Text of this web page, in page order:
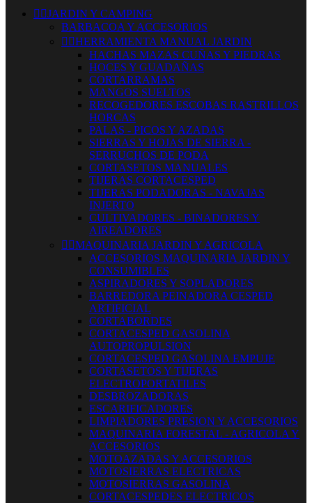
 JARDIN Y CAMPING
BARBACOA Y ACCESORIOS
 HERRAMIENTA MANUAL JARDIN
HACHAS MAZAS CUÑAS Y PIEDRAS
HOCES Y GUADAÑAS
CORTARRAMAS
MANGOS SUELTOS
RECOGEDORES ESCOBAS RASTRILLOS
HORCAS
PALAS - PICOS Y AZADAS
SIERRAS Y HOJAS DE SIERRA -
SERRUCHOS DE PODA
CORTASETOS MANUALES
TIJERAS CORTACESPED
TIJERAS PODADORAS - NAVAJAS
INJERTO
CULTIVADORES - BINADORES Y
AIREADORES
 MAQUINARIA JARDIN Y AGRICOLA
ACCESORIOS MAQUINARIA JARDIN Y
CONSUMIBLES
ASPIRADORES Y SOPLADORES
BARREDORA PEINADORA CESPED
ARTIFICIAL
CORTABORDES
CORTACESPED GASOLINA
AUTOPROPULSION
CORTACESPED GASOLINA EMPUJE
CORTASETOS Y TIJERAS
ELECTROPORTATILES
DESBROZADORAS
ESCARIFICADORES
LIMPIADORES PRESION Y ACCESORIOS
MAQUINARIA FORESTAL - AGRICOLA Y
ACCESORIOS
MOTOAZADAS Y ACCESORIOS
MOTOSIERRAS ELECTRICAS
MOTOSIERRAS GASOLINA
CORTACESPEDES ELECTRICOS